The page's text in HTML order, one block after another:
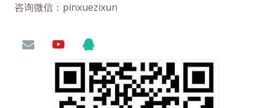
咨询微信：pinxuezixun